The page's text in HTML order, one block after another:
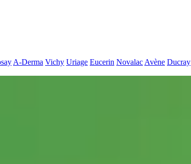
A-Derma Vichy Uriage Eucerin Novalac Avène Ducray